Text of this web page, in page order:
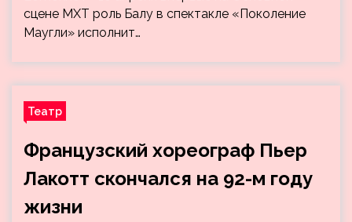
сцене МХТ роль Балу в спектакле «Поколение
Маугли» исполнит…
Театр
Французский хореограф Пьер
Лакотт скончался на 92-м году
жизни